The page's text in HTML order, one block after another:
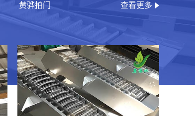
黄骅拍门 查看更多